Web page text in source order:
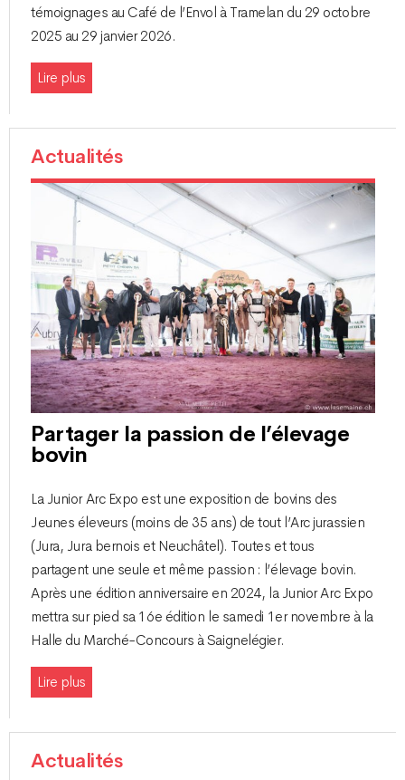
témoignages au Café de l’Envol à Tramelan du 29 octobre
2025 au 29 janvier 2026.
Lire plus
Actualités
Partager la passion de l’élevage
bovin
La Junior Arc Expo est une exposition de bovins des
Jeunes éleveurs (moins de 35 ans) de tout l’Arc jurassien
(Jura, Jura bernois et Neuchâtel). Toutes et tous
partagent une seule et même passion : l’élevage bovin.
Après une édition anniversaire en 2024, la Junior Arc Expo
mettra sur pied sa 16e édition le samedi 1er novembre à la
Halle du Marché-Concours à Saignelégier.
Lire plus
Actualités